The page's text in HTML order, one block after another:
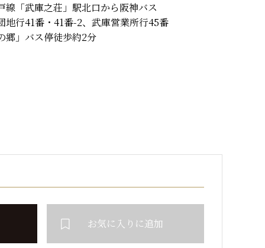
線「武庫之荘」駅北口から阪神バス
地行41番・41番-2、武庫営業所行45番
郷」バス停徒歩約2分
お気に入りに追加